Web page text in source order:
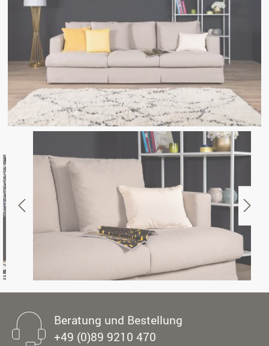
Beratung und Bestellung
+49 (0)89 9210 470